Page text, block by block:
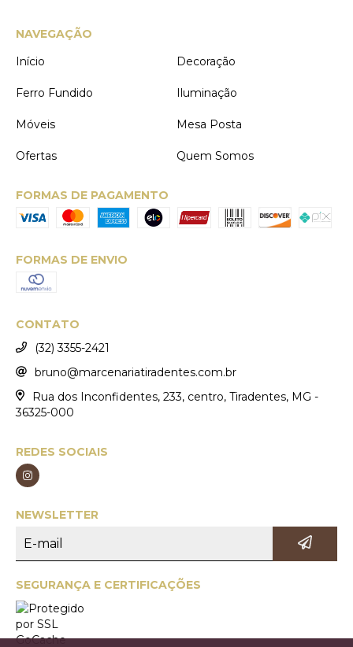
NAVEGAÇÃO
Início
Decoração
Ferro Fundido Iluminação
Móveis Mesa Posta
Ofertas Quem Somos
FORMAS DE PAGAMENTO
FORMAS DE ENVIO
CONTATO
(32) 3355-2421
bruno@marcenariatiradentes.com.br
Rua dos Inconfidentes, 233, centro, Tiradentes, MG -
36325-000
REDES SOCIAIS
NEWSLETTER
SEGURANÇA E CERTIFICAÇÕES